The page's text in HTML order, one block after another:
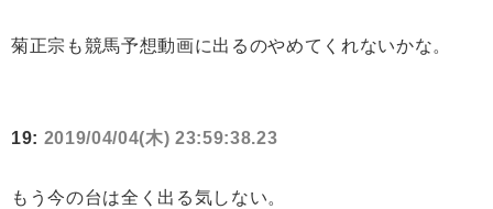
菊正宗も競馬予想動画に出るのやめてくれないかな。
19: 2019/04/04(木) 23:59:38.23
もう今の台は全く出る気しない。